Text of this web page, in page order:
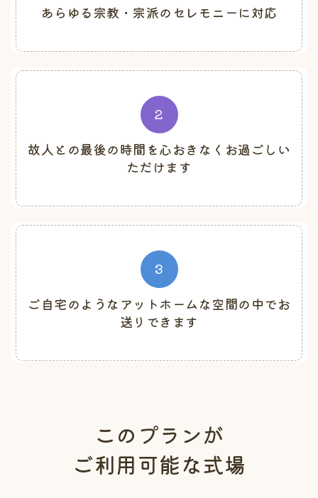
あらゆる宗教・宗派のセレモニーに対応
2
故人との最後の時間を心おきなくお過ごしい
ただけます
3
ご自宅のようなアットホームな空間の中でお
送りできます
このプランが
ご利用可能な式場